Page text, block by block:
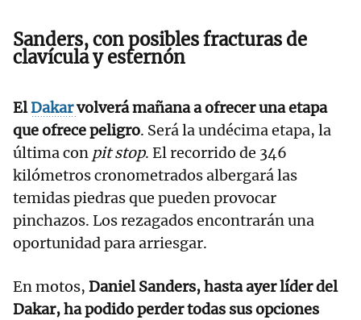
Sanders, con posibles fracturas de
clavícula y esternón
ElDakarvolverá mañana a ofrecer una etapa
que ofrece peligro. Será la undécima etapa, la
última con pit stop. El recorrido de 346
kilómetros cronometrados albergará las
temidas piedras que pueden provocar
pinchazos. Los rezagados encontrarán una
oportunidad para arriesgar.
En motos, Daniel Sanders, hasta ayer líder del
Dakar, ha podido perder todas sus opciones